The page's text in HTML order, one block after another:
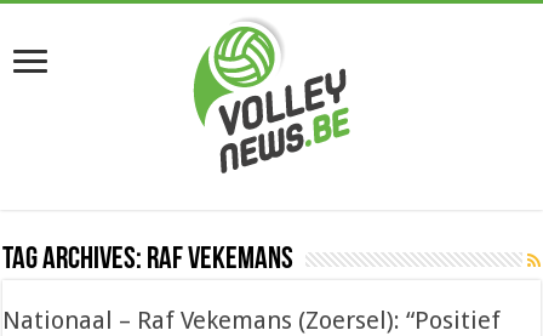
Tag Archives: Raf Vekemans
Nationaal – Raf Vekemans (Zoersel): “Positief